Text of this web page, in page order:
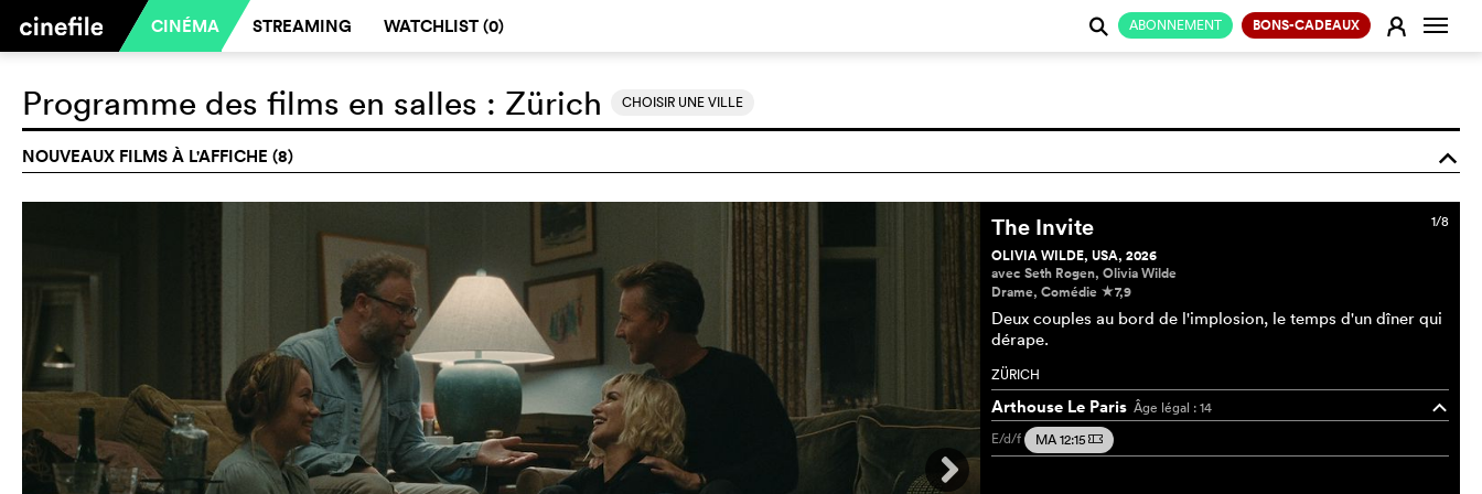
CINÉMA STREAMING WATCHLIST (0) ABONNEMENT BONS-CADEAUX E
j
Programme des films en salles : Zürich CHOISIR UNE VILLE
NOUVEAUX FILMS À L'AFFICHE (8) o
1/8
The Invite
OLIVIA WILDE, USA, 2026
avec Seth Rogen, Olivia Wilde
Drame, Comédie c7,9
Deux couples au bord de l'implosion, le temps d'un dîner qui
dérape.
ZÜRICH
Arthouse Le Paris Âge légal : 14
o
E/d/f
MA 12:15 m